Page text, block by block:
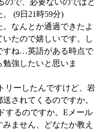
ので、必要ないのではと
(9日21時59分)
。なんとか通過できたよ
たので嬉しいです。し
すね…英語がある時点で
強したいと思いま
リーしたんですけど、岩
されてくるのですか。
するのですか。Eメール
ません、どなたか教え